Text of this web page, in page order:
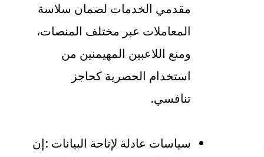
مقدمي الخدمات لضمان سلاسة
المعاملات عبر مختلف المنصات،
ومنع اللاعبين المهيمنين من
استخدام الحصرية كحاجز
تنافسي.
سياسات عادلة لإتاحة البيانات:إن